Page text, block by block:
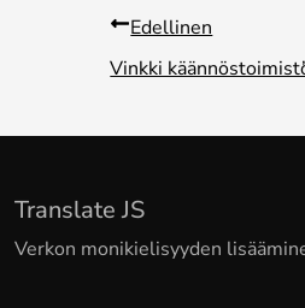
Edellinen
Vinkki
Translate JS
Verkon monikielisyyden